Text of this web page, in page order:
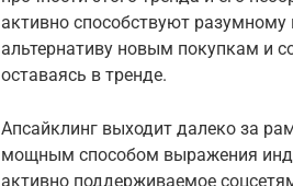
активно способствуют
альтернативу новым покупкам и
оставаясь в тренде.
Апсайклинг выходит далеко за
мощным способом выражения
активно поддерживаемое